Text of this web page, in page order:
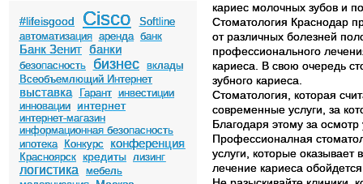
#lifeisgood Cisco
Softline
автоматизация аренда банк
Банк Зенит банки
безопасность бизнес
вклады
Всеобъемлющий Интернет
выставка Гарант инвестиции
инновации
интернет
интернет-магазин
информационная безопасность
ипотека
Конкурс конференция
Красноярск кредиты лизинг
логистика
мебель
кариес молочных зубов и
Стоматология Краснодар
от различных болезней
профессионального
кариеса. В свою очередь
зубного кариеса.
Стоматология, которая
современные услуги, за
Благодаря этому за
Профессионалная
услуги, которые
лечение кариесa